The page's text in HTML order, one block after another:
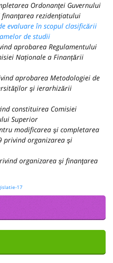
Ordonanţei Guvernului
rezidenţiatului
evaluare în scopul clasificării
de studii
aprobarea Regulamentului
Naționale a Finanțării
aprobarea Metodologiei de
şi ierarhizării
constituirea Comisiei
Superior
modificarea şi completarea
privind organizarea şi
organizarea şi finanţarea
17